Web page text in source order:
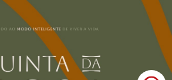
DA ABM
SEU FINANCIAMENTO